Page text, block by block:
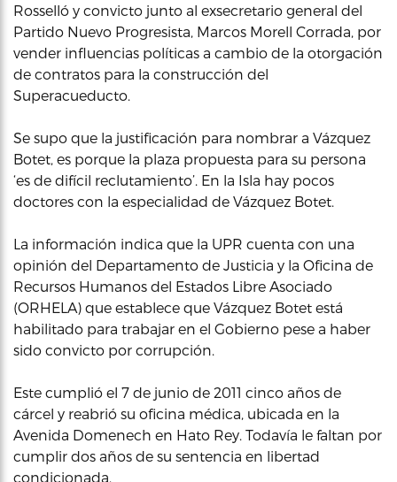
Rosselló y convicto junto al exsecretario general del
Partido Nuevo Progresista, Marcos Morell Corrada, por
vender influencias políticas a cambio de la otorgación
de contratos para la construcción del
Superacueducto.
Se supo que la justificación para nombrar a Vázquez
Botet, es porque la plaza propuesta para su persona
‘es de difícil reclutamiento’. En la Isla hay pocos
doctores con la especialidad de Vázquez Botet.
La información indica que la UPR cuenta con una
opinión del Departamento de Justicia y la Oficina de
Recursos Humanos del Estados Libre Asociado
(ORHELA) que establece que Vázquez Botet está
habilitado para trabajar en el Gobierno pese a haber
sido convicto por corrupción.
Este cumplió el 7 de junio de 2011 cinco años de
cárcel y reabrió su oficina médica, ubicada en la
Avenida Domenech en Hato Rey. Todavía le faltan por
cumplir dos años de su sentencia en libertad
condicionada.